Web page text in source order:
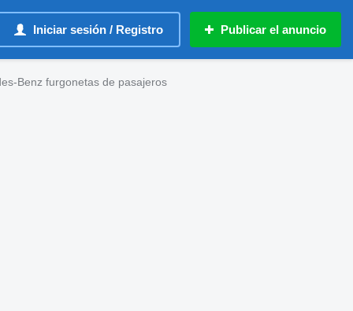
Iniciar sesión / Registro Publicar el anuncio
Benz furgonetas de pasajeros